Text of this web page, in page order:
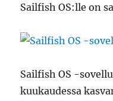
Sailfish OS:lle on
Sailfish OS -
kuukaudessa